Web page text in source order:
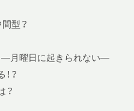
型？
—月曜日に起きられない—
？
？